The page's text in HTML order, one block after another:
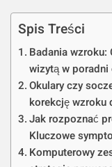
Spis Treści
Badania
wizytą w
Okulary czy
korekcję wzroku
Jak rozpoznać
Kluczowe
Komputerowy